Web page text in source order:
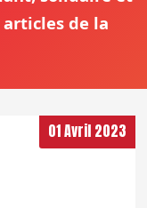
de la
01 Avril 2023